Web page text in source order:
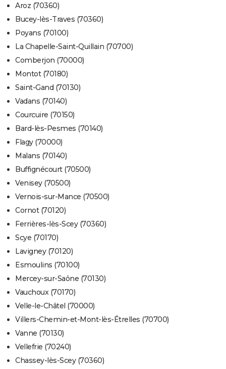
Aroz (70360)
Bucey-lès-Traves (70360)
Poyans (70100)
La Chapelle-Saint-Quillain (70700)
Comberjon (70000)
Montot (70180)
Saint-Gand (70130)
Vadans (70140)
Courcuire (70150)
Bard-lès-Pesmes (70140)
Flagy (70000)
Malans (70140)
Buffignécourt (70500)
Venisey (70500)
Vernois-sur-Mance (70500)
Cornot (70120)
Ferrières-lès-Scey (70360)
Scye (70170)
Lavigney (70120)
Esmoulins (70100)
Mercey-sur-Saône (70130)
Vauchoux (70170)
Velle-le-Châtel (70000)
Villers-Chemin-et-Mont-lès-Étrelles (70700)
Vanne (70130)
Vellefrie (70240)
Chassey-lès-Scey (70360)